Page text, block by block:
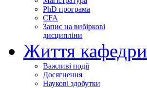
PhD програма
CFA
Запис на вибіркові
дисципліни
Життя кафедри
Важливі події
Досягнення
Наукові здобутки